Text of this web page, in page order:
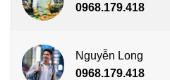
0968.179.418
Nguyễn Long
0968.179.418